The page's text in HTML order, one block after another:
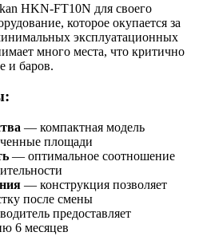
HKN-FT10N для своего
которое окупается за
эксплуатационных
много места, что критично
и баров.
— компактная модель
площади
— оптимальное соотношение
— конструкция позволяет
после смены
предоставляет
6 месяцев